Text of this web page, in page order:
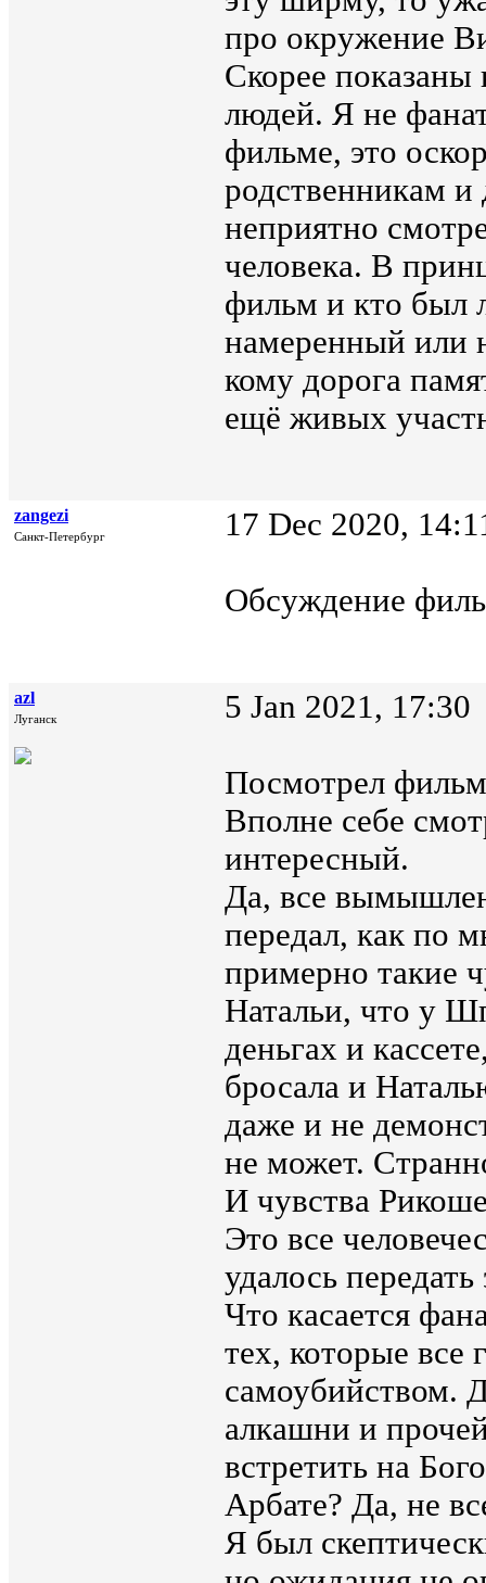
про окружение
Скорее показаны
людей. Я не
фильме, это
родственникам
неприятно
человека. В
фильм и кто был
намеренный или
кому дорога
ещё живых
zangezi
Санкт-Петербург 17 Dec 2020,
Обсуждение
azl
Луганск 5 Jan 2021, 17:30
Посмотрел
Вполне себе
интересный.
Да, все
передал, как по
примерно такие
Натальи, что у
деньгах и
бросала и
даже и не
не может.
И чувства
Это все
удалось
Что касается
тех, которые все
самоубийством.
алкашни и
встретить на
Арбате? Да, не
Я был